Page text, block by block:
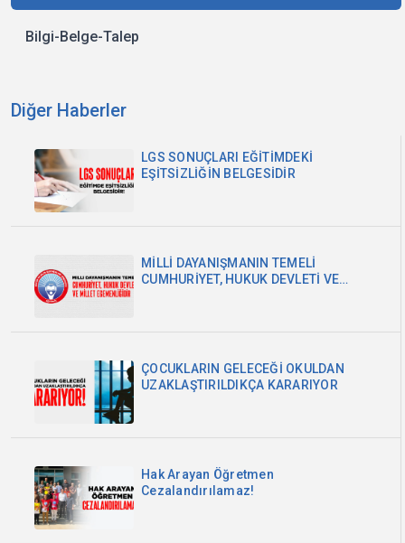
Bilgi-Belge-Talep
Diğer Haberler
LGS SONUÇLARI EĞİTİMDEKİ
EŞİTSİZLİĞİN BELGESİDİR
MİLLİ DAYANIŞMANIN TEMELİ
CUMHURİYET, HUKUK DEVLETİ VE
ÇOCUKLARIN GELECEĞİ OKULDAN
UZAKLAŞTIRILDIKÇA KARARIYOR
Hak Arayan Öğretmen
Cezalandırılamaz!